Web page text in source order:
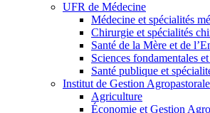
UFR de Médecine
Médecine et spécialités
Chirurgie et spécialités
Santé de la Mère et de
Sciences fondamentales
Santé publique et
Institut de Gestion
Agriculture
Économie et Gestion